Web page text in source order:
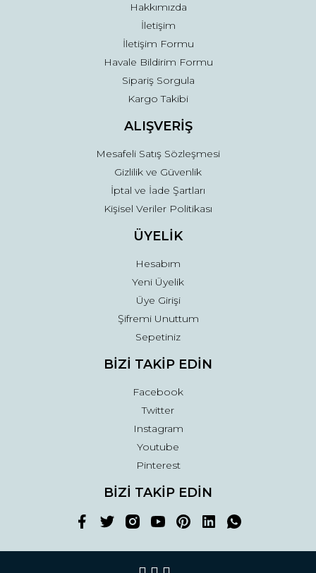
Gönder
Hakkımızda
İletişim
İletişim Formu
Havale Bildirim Formu
Sipariş Sorgula
Kargo Takibi
ALIŞVERİŞ
Mesafeli Satış Sözleşmesi
Gizlilik ve Güvenlik
İptal ve İade Şartları
Kişisel Veriler Politikası
ÜYELİK
Hesabım
Yeni Üyelik
Üye Girişi
Şifremi Unuttum
Sepetiniz
BİZİ TAKİP EDİN
Facebook
Twitter
Instagram
Youtube
Pinterest
BİZİ TAKİP EDİN